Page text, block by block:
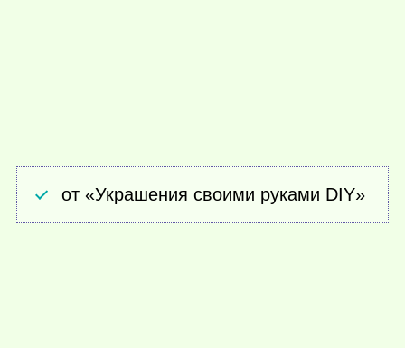
от «Украшения своими руками DIY»